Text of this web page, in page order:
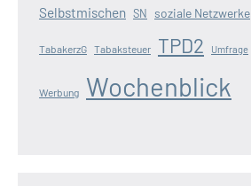
Selbstmischen SN soziale Netzwerke
TabakerzG Tabaksteuer TPD2 Umfrage
Werbung Wochenblick